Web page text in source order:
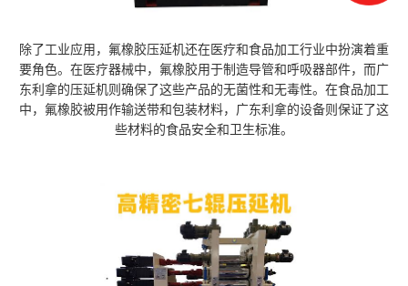
除了工业应用，氟橡胶压延机还在医疗和食品加工行业中扮演着重
要角色。在医疗器械中，氟橡胶用于制造导管和呼吸器部件，而广
东利拿的压延机则确保了这些产品的无菌性和无毒性。在食品加工
中，氟橡胶被用作输送带和包装材料，广东利拿的设备则保证了这
些材料的食品安全和卫生标准。